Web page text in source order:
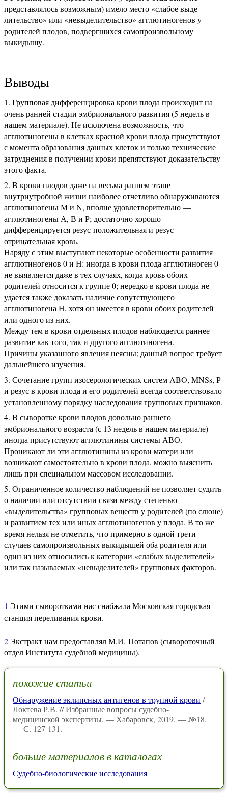
представлялось возможным) имело место «слабое выде-
лительство» или «невыделительство» агглютиногенов у
родителей плодов, подвергшихся самопроизвольному
выкидышу.
Выводы
Групповая дифференцировка крови плода происходит на
очень ранней стадии эмбрионального развития (5 недель в
нашем материале). Не исключена возможность, что
агглютиногены в клетках красной крови плода присутствуют
с момента образования данных клеток и только технические
затруднения в получении крови препятствуют доказательству
этого факта.
В крови плодов даже на весьма раннем этапе
внутриутробной жизни наиболее отчетливо обнаруживаются
агглютиногены М и N, вполне удовлетворительно —
агглютиногены А, В и Р; достаточно хорошо
дифференцируется резус-положительная и резус-
отрицательная кровь.
Наряду с этим выступают некоторые особенности развития
агглютиногенов 0 и Н: иногда в крови плода агглютиноген 0
не выявляется даже в тех случаях, когда кровь обоих
родителей относится к группе 0; нередко в крови плода не
удается также доказать наличие сопутствующего
агглютиногена Н, хотя он имеется в крови обоих родителей
или одного из них.
Между тем в крови отдельных плодов наблюдается раннее
развитие как того, так и другого агглютиногена.
Причины указанного явления неясны; данный вопрос требует
дальнейшего изучения.
Сочетание групп изосерологических систем ABO, MNSs, Р
и резус в крови плода и его родителей всегда соответствовало
установленному порядку наследования групповых признаков.
В сыворотке крови плодов довольно раннего
эмбрионального возраста (с 13 недель в нашем материале)
иногда присутствуют агглютинины системы АВО.
Проникают ли эти агглютинины из крови матери или
возникают самостоятельно в крови плода, можно выяснить
лишь при специальном массовом исследовании.
Ограниченное количество наблюдений не позволяет судить
о наличии или отсутствии связи между степенью
«выделительства» групповых веществ у родителей (по слюне)
и развитием тех или иных агглютиногенов у плода. В то же
время нельзя не отметить, что примерно в одной трети
случаев самопроизвольных выкидышей оба родителя или
один из них относились к категории «слабых выделителей»
или так называемых «невыделителей» групповых факторов.
1 Этими сыворотками нас снабжала Московская городская
станция переливания крови.
2Экстракт нам предоставлял М.И. Потапов (сывороточный
отдел Института судебной медицины).
похожие статьи
Обнаружение эклипсных антигенов в трупной крови /
Локтева Р.В. // Избранные вопросы судебно-
медицинской экспертизы. — Хабаровск, 2019. — №18.
— С. 127-131.
больше материалов в каталогах
Судебно-биологические исследования